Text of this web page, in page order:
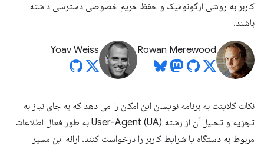
کاربر به روشی ارگونومیک و حفظ حریم خصوصی دسترسی داشته
باشند.
Rowan Merewood
Yoav Weiss
نکات کلاینت به برنامه نویسان این امکان را می دهد که به جای نیاز به
تجزیه و تحلیل آن از رشته User-Agent (UA) به طور فعال اطلاعات
مربوط به دستگاه یا شرایط کاربر را درخواست کنند. ارائه این مسیر